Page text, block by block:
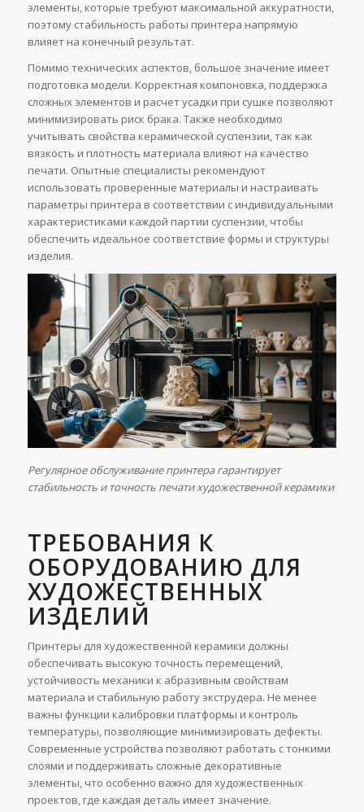
элементы, которые требуют максимальной аккуратности,
поэтому стабильность работы принтера напрямую
влияет на конечный результат.
Помимо технических аспектов, большое значение имеет
подготовка модели. Корректная компоновка, поддержка
сложных элементов и расчет усадки при сушке позволяют
минимизировать риск брака. Также необходимо
учитывать свойства керамической суспензии, так как
вязкость и плотность материала влияют на качество
печати. Опытные специалисты рекомендуют
использовать проверенные материалы и настраивать
параметры принтера в соответствии с индивидуальными
характеристиками каждой партии суспензии, чтобы
обеспечить идеальное соответствие формы и структуры
изделия.
Регулярное обслуживание принтера гарантирует
стабильность и точность печати художественной керамики
ТРЕБОВАНИЯ К
ОБОРУДОВАНИЮ ДЛЯ
ХУДОЖЕСТВЕННЫХ
ИЗДЕЛИЙ
Принтеры для художественной керамики должны
обеспечивать высокую точность перемещений,
устойчивость механики к абразивным свойствам
материала и стабильную работу экструдера. Не менее
важны функции калибровки платформы и контроль
температуры, позволяющие минимизировать дефекты.
Современные устройства позволяют работать с тонкими
слоями и поддерживать сложные декоративные
элементы, что особенно важно для художественных
проектов, где каждая деталь имеет значение.